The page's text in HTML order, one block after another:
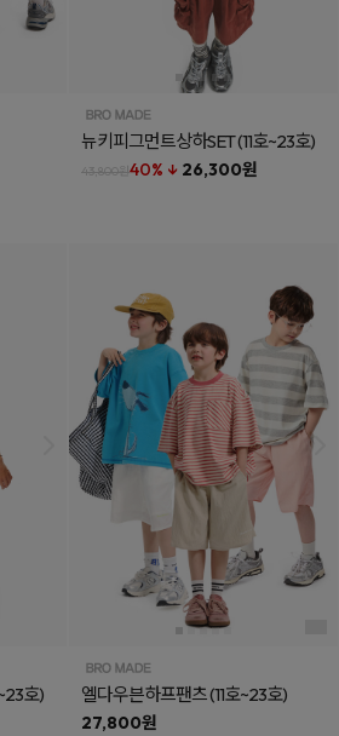
뉴키피그먼트상하SET(11호~23호)
43,800원40% ↓ 26,300원
호) 엘다우븐하프팬츠(11호~23호)
27,800원